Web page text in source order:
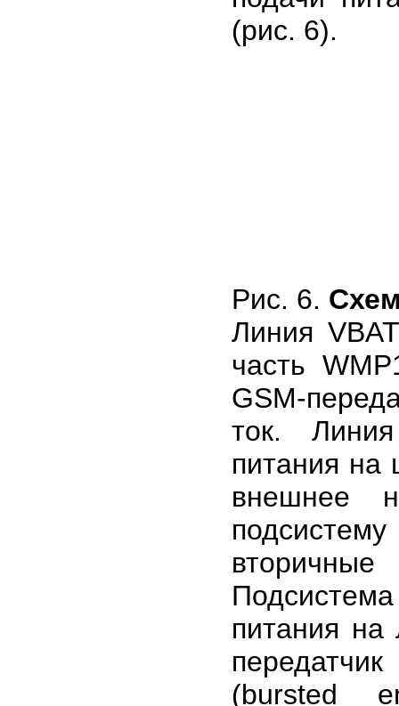
(рис. 6).
Рис. 6.
Линия
часть
GSM-
ток.
питания на
внешнее
питания на
(bursted